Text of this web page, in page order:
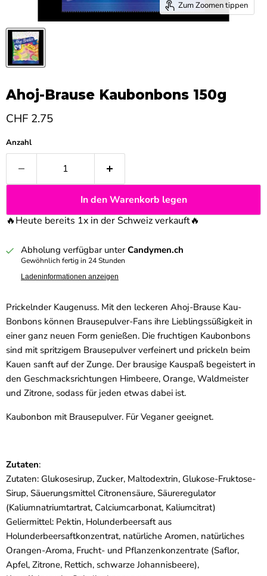
Zum Zoomen tippen
Ahoj-Brause Kaubonbons 150g
Aktueller Preis
CHF 2.75
Anzahl
In den Warenkorb legen
🔥Heute bereits 1x in der Schweiz verkauft🔥
Abholung verfügbar unterCandymen.ch
Gewöhnlich fertig in 24 Stunden
Ladeninformationen anzeigen
Prickelnder Kaugenuss. Mit den leckeren Ahoj-Brause Kau-
Bonbons können Brausepulver-Fans ihre Lieblingssüßigkeit in
einer ganz neuen Form genießen. Die fruchtigen Kaubonbons
sind mit spritzigem Brausepulver verfeinert und prickeln beim
Kauen sanft auf der Zunge. Der brausige Kauspaß begeistert in
den Geschmacksrichtungen Himbeere, Orange, Waldmeister
und Zitrone, sodass für jeden etwas dabei ist.
Kaubonbon mit Brausepulver. Für Veganer geeignet.
Zutaten:
Zutaten: Glukosesirup, Zucker, Maltodextrin, Glukose-Fruktose-
Sirup, Säuerungsmittel Citronensäure, Säureregulator
(Kaliumnatriumtartrat, Calciumcarbonat, Kaliumcitrat)
Geliermittel: Pektin, Holunderbeersaft aus
Holunderbeersaftkonzentrat, natürliche Aromen, natürliches
Orangen-Aroma, Frucht- und Pflanzenkonzentrate (Saflor,
Apfel, Zitrone, Rettich, schwarze Johannisbeere),